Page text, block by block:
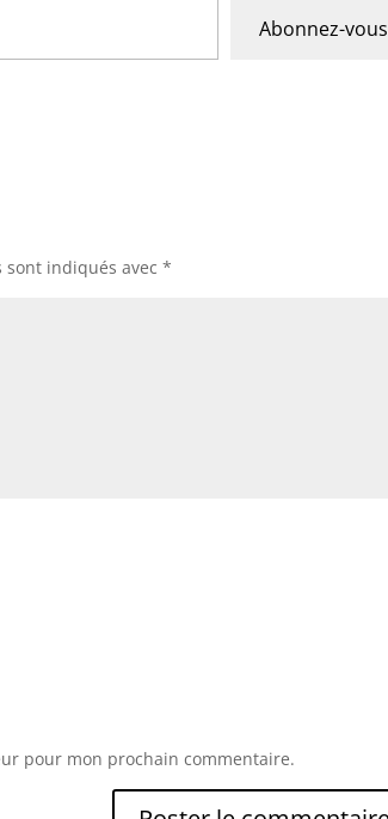
Abonnez-vous
sont indiqués avec*
pour mon prochain commentaire.